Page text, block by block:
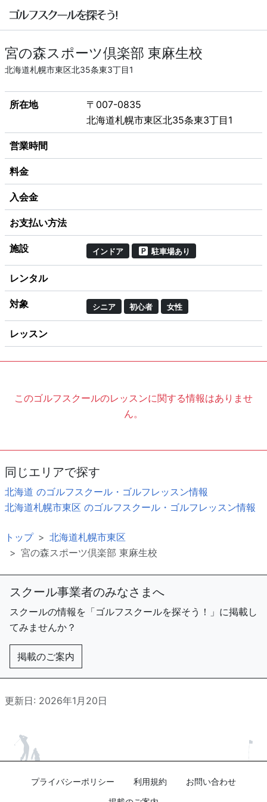
宮の森スポーツ倶楽部 東麻生校
北海道札幌市東区北35条東3丁目1
所在地
〒007-0835
北海道札幌市東区北35条東3丁目1
営業時間
料金
入会金
お支払い方法
施設 インドア 駐車場あり
レンタル
対象 シニア 初心者 女性
レッスン
このゴルフスクールのレッスンに関する情報はありませ
ん。
同じエリアで探す
北海道 のゴルフスクール・ゴルフレッスン情報
北海道札幌市東区 のゴルフスクール・ゴルフレッスン情報
トップ
北海道札幌市東区
宮の森スポーツ倶楽部 東麻生校
スクール事業者のみなさまへ
スクールの情報を「ゴルフスクールを探そう！」に掲載し
てみませんか？
掲載のご案内
更新日: 2026年1月20日
プライバシーポリシー 利用規約
お問い合わせ